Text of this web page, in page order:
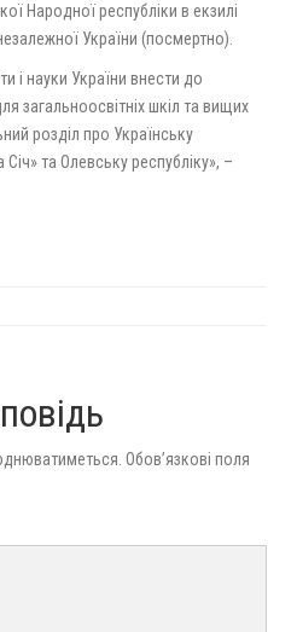
Народної республіки в екзилі
України (посмертно).
і науки України внести до
загальноосвітніх шкіл та вищих
розділ про Українську
та Олевську республіку», –
Обов’язкові поля